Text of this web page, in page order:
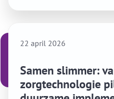
22 april 2026
Samen slimmer:
zorgtechnologie